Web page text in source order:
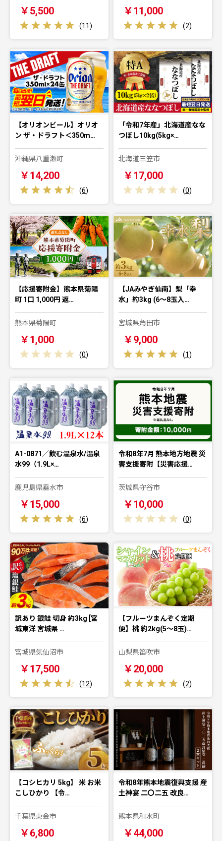
￥5,500
(11)
￥11,000
(2)
【オリオンビール】オリオ
ン ザ・ドラフト＜350m…
沖縄県八重瀬町
￥14,200
(6)
「令和7年産」北海道産なな
つぼし10kg(5kg×…
北海道三笠市
￥17,000
(0)
【応援寄附金】熊本県菊陽
町 1口 1,000円 返…
熊本県菊陽町
￥1,000
(0)
【JAみやぎ仙南】梨「幸
水」約3kg (6～8玉入…
宮城県角田市
￥9,000
(1)
A1-0871／飲む温泉水/温泉
水99（1.9L×…
鹿児島県垂水市
￥15,000
(6)
令和8年7月 熊本地方地震 災
害支援寄附【災害応援…
茨城県守谷市
￥10,000
(0)
訳あり 銀鮭 切身 約3kg [宮
城東洋 宮城県 …
宮城県気仙沼市
￥17,500
(12)
【フルーツまんぞく定期
便】桃 約2kg(5～8玉)…
山梨県笛吹市
￥20,000
(2)
【コシヒカリ 5kg】 米 お米
こしひかり 【令…
千葉県東金市
￥6,800
令和8年熊本地震復興支援 産
土神宴 二〇二五 改良…
熊本県和水町
￥44,000